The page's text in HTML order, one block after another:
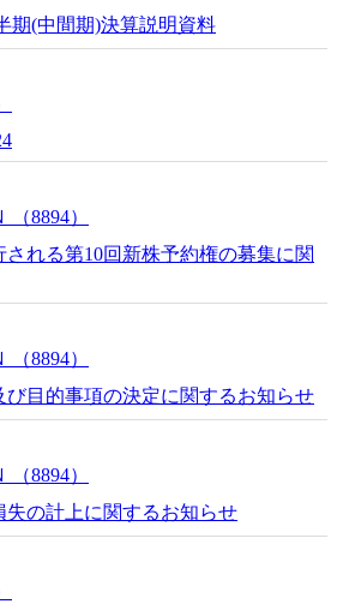
期(中間期)決算説明資料
8894）
れる第10回新株予約権の募集に関
8894）
び目的事項の決定に関するお知らせ
8894）
の計上に関するお知らせ